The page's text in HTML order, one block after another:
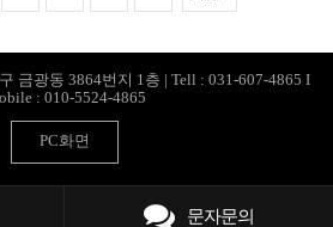
문자문의
금광동 3864번지 1층 | Tell : 031-607-4865 I
: 010-5524-4865
PC화면